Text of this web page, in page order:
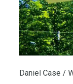
Daniel Case /